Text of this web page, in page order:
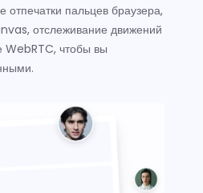
отпечатки пальцев браузера,
отслеживание движений
чтобы вы